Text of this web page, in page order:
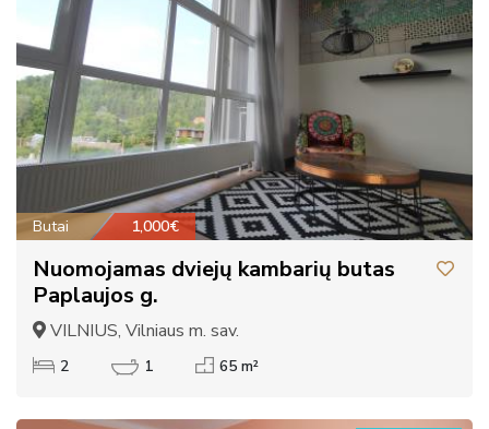
Butai 1,000€
Nuomojamas dviejų kambarių butas
Paplaujos g.
VILNIUS, Vilniaus m. sav.
2 1 65 m²